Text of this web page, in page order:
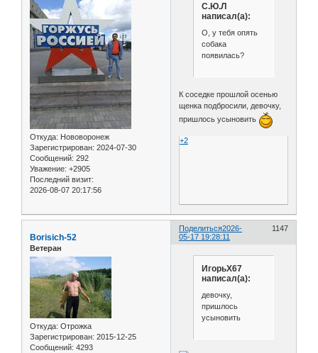
Откуда: Нововоронеж
Зарегистрирован: 2024-07-30
Сообщений: 292
Уважение: +2905
Последний визит:
2026-08-07 20:17:56
С.Ю.Л
написал(а):
О, у тебя опять
собака
появилась?
К соседке прошлой осенью
щенка подбросили, девочку,
пришлось усыновить
+2
Поделиться 1147
2026-
05-17 19:28:11
Borisich-52
Ветеран
Откуда: Отрожка
Зарегистрирован: 2015-12-25
Сообщений: 4293
ИгорьХ67
написал(а):
девочку,
пришлось
усыновить